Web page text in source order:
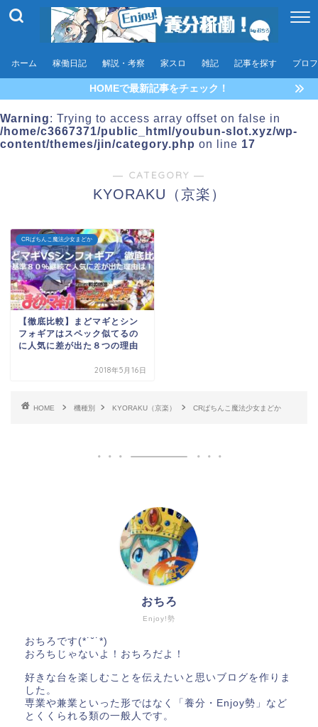
ホーム 稼働日記 解説・考察 家スロ 雑記 記事を探す プロ
HOMEで最新記事をチェック！
Warning: Trying to access array offset on false in
/home/c3667371/public_html/youbun-slot.xyz/wp-
content/themes/jin/category.php on line 17
― CATEGORY ―
KYORAKU（京楽）
CRぱちんこ魔法少女まどか
【徹底比較】まどマギとシン
フォギアはスペック似てるの
に人気に差が出た８つの理由
2018年5月16日
HOME 機種別 KYORAKU（京楽） CRぱちんこ魔法少女まどか
Enjoy!勢
おちろ
おちろです(*˙˘˙*)
おろちじゃないよ！おちろだよ！
好きな台を楽しむことを伝えたいと思いブログを作りま
した。
専業や兼業といった形ではなく「養分・Enjoy勢」など
とくくられる類の一般人です。